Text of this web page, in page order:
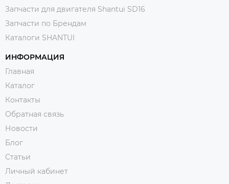
Запчасти для двигателя Shantui SD16
Запчасти по Брендам
Каталоги SHANTUI
ИНФОРМАЦИЯ
Главная
Каталог
Контакты
Обратная связь
Новости
Блог
Статьи
Личный кабинет